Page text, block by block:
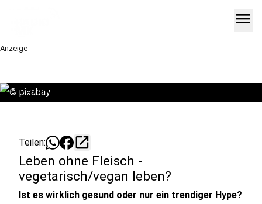
menu
Anzeige
© pixabay
Teilen: open_in_new
Leben ohne Fleisch -
vegetarisch/vegan leben?
Ist es wirklich gesund oder nur ein trendiger Hype?